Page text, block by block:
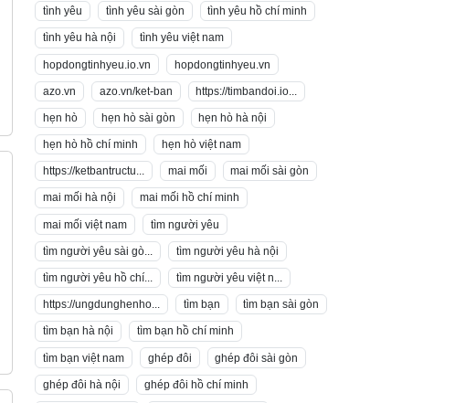
tình yêu tình yêu sài gòn tình yêu hồ chí minh
tình yêu hà nội tình yêu việt nam
hopdongtinhyeu.io.vn hopdongtinhyeu.vn
azo.vn azo.vn/ket-ban https://timbandoi.io...
hẹn hò hẹn hò sài gòn hẹn hò hà nội
hẹn hò hồ chí minh hẹn hò việt nam
https://ketbantructu... mai mối mai mối sài gòn
mai mối hà nội mai mối hồ chí minh
mai mối việt nam tìm người yêu
tìm người yêu sài gò... tìm người yêu hà nội
tìm người yêu hồ chí... tìm người yêu việt n...
https://ungdunghenho... tìm bạn tìm bạn sài gòn
tìm bạn hà nội tìm bạn hồ chí minh
tìm bạn việt nam ghép đôi ghép đôi sài gòn
ghép đôi hà nội ghép đôi hồ chí minh